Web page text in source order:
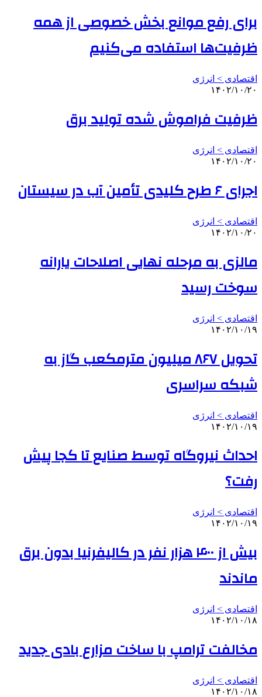
برای رفع موانع بخش خصوصی از همه
ظرفیت‌ها استفاده می‌کنیم
اقتصادی > انرژی
۱۴۰۲/۱۰/۲۰
ظرفیت فراموش شده تولید برق
اقتصادی > انرژی
۱۴۰۲/۱۰/۲۰
اجرای ۶ طرح کلیدی تأمین آب در سیستان
اقتصادی > انرژی
۱۴۰۲/۱۰/۲۰
مالزی به مرحله نهایی اصلاحات یارانه
سوخت رسید
اقتصادی > انرژی
۱۴۰۲/۱۰/۱۹
تحویل ۸۶۷ میلیون مترمکعب گاز به
شبکه سراسری
اقتصادی > انرژی
۱۴۰۲/۱۰/۱۹
احداث نیروگاه توسط صنایع تا کجا پیش
رفت؟
اقتصادی > انرژی
۱۴۰۲/۱۰/۱۹
بیش از ۴۰۰ هزار نفر در کالیفرنیا بدون برق
ماندند
اقتصادی > انرژی
۱۴۰۲/۱۰/۱۸
مخالفت ترامپ با ساخت مزارع بادی جدید
اقتصادی > انرژی
۱۴۰۲/۱۰/۱۸